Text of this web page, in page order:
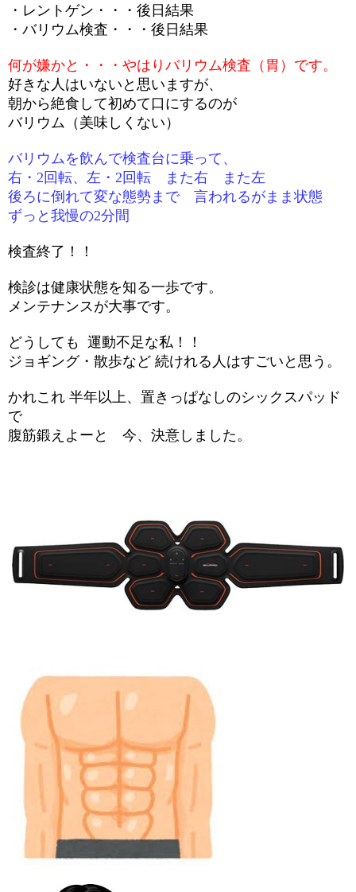
・レントゲン・・・後日結果
・バリウム検査・・・後日結果
何が嫌かと・・・やはりバリウム検査（胃）です。
好きな人はいないと思いますが、
朝から絶食して初めて口にするのが
バリウム（美味しくない）
バリウムを飲んで検査台に乗って、
右・ 2 回転、左・ 2 回転 また右 また左
後ろに倒れて変な態勢まで 言われるがまま状態
ずっと我慢の2分間
検査終了！！
検診は健康状態を知る一歩です。
メンテナンスが大事です。
どうしても 運動不足な私！！
ジョギング・散歩など 続けれる人はすごいと思う。
かれこれ 半年以上、置きっぱなしのシックスパッド
で
腹筋鍛えよーと 今、決意しました。